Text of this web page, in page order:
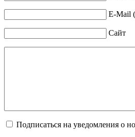
E-Mail
Сайт
Подписаться на уведомления о